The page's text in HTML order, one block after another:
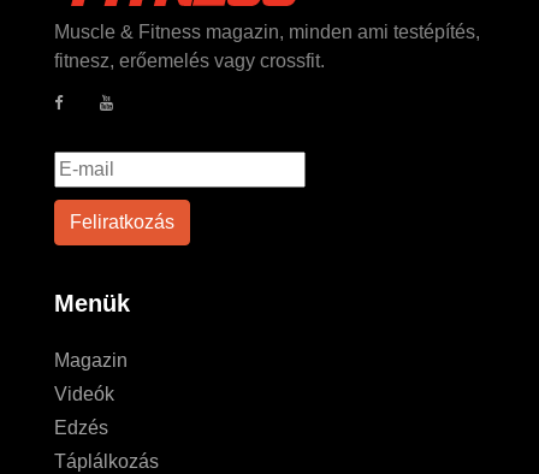
Muscle & Fitness magazin, minden ami testépítés,
fitnesz, erőemelés vagy crossfit.
Menük
Magazin
Videók
Edzés
Táplálkozás